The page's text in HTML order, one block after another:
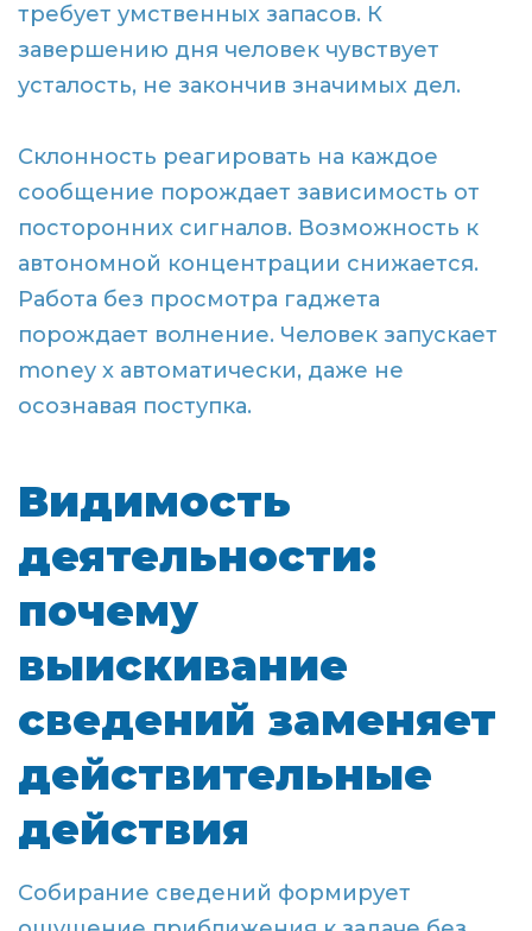
требует умственных запасов. К
завершению дня человек чувствует
усталость, не закончив значимых дел.
Склонность реагировать на каждое
сообщение порождает зависимость от
посторонних сигналов. Возможность к
автономной концентрации снижается.
Работа без просмотра гаджета
порождает волнение. Человек запускает
money x автоматически, даже не
осознавая поступка.
Видимость
деятельности:
почему
выискивание
сведений заменяет
действительные
действия
Собирание сведений формирует